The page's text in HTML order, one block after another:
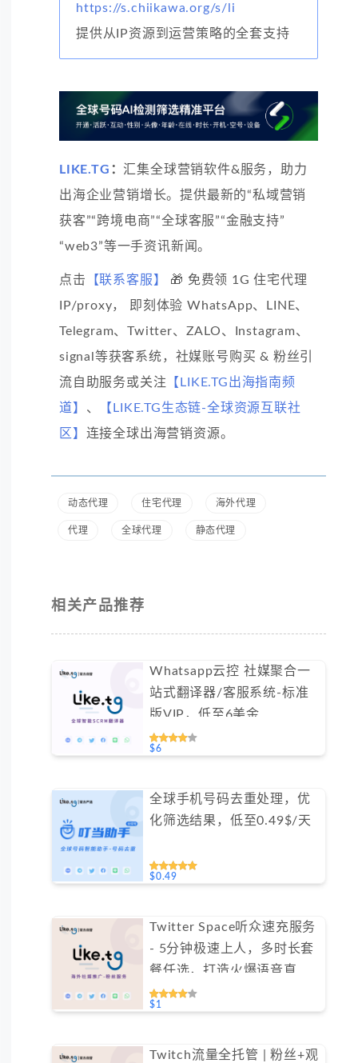
https://s.chiikawa.org/s/li
提供从IP资源到运营策略的全套支持
LIKE.TG ： 汇集全球营销软件&服务，助力
出海企业营销增长。提供最新的“私域营销
获客”“跨境电商”“全球客服”“金融支持”
“web3”等一手资讯新闻。
点击 【联系客服】
🎁 免费领 1G 住宅代理
IP/proxy， 即刻体验 WhatsApp、LINE、
Telegram、Twitter、ZALO、Instagram、
signal等获客系统，社媒账号购买 & 粉丝引
流自助服务或关注 【LIKE.TG出海指南频
道】 、
【LIKE.TG生态链-全球资源互联社
区】 连接全球出海营销资源。
动态代理 住宅代理 海外代理
代理 全球代理 静态代理
相关产品推荐
Whatsapp云控 社媒聚合一
站式翻译器/客服系统-标准
版VIP，低至6美金
#FYOK001
$6
全球手机号码去重处理，优
化筛选结果，低至0.49$/天
$0.49
Twitter Space听众速充服务
- 5分钟极速上人，多时长套
餐任选，打造火爆语音直播
间（不支持免费测试）
$1
Twitch流量全托管 | 粉丝+观